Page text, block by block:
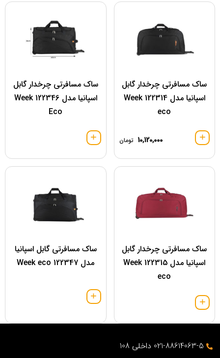
ساک مسافرتی چرخدار گابل
اسپانیا مدل 122314 Week
eco
10,120,000 تومان
ساک مسافرتی چرخدار گابل
اسپانیا مدل 122346 Week
Eco
ساک مسافرتی چرخدار گابل
اسپانیا مدل 122315 Week
eco
ساک مسافرتی گابل اسپانیا
مدل 122347 Week eco
021-88614063-5 داخلی 108